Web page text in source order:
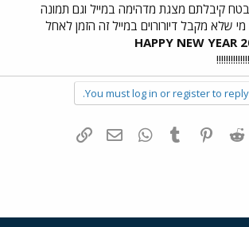
קיבלתם מצגת מדהימה במייל וגם תמונה
שלא מקבל דיורורוים במייל זה הזמן לאחל
HAPPY NEW YEAR
You must log in or register to
Twitter
Reddit
Pinterest
Tumblr
WhatsAppדואר אלקטרוני